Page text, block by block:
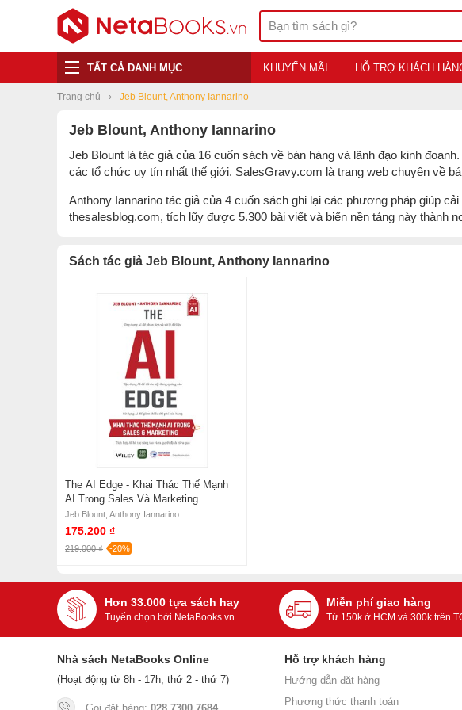
TẤT CẢ DANH MỤC KHUYẾN MÃI HỖ TRỢ KHÁCH
Trang chủ Jeb Blount, Anthony Iannarino
Jeb Blount, Anthony Iannarino
Jeb Blount là tác giả của 16 cuốn sách về bán hàng và lãnh đạo kinh
các tổ chức uy tín nhất thế giới. SalesGravy.com là trang web chuyên về
Anthony Iannarino tác giả của 4 cuốn sách ghi lại các phương pháp giúp
thesalesblog.com, tích lũy được 5.300 bài viết và biến nền tảng này thành
Sách tác giả Jeb Blount, Anthony Iannarino
The AI Edge - Khai Thác Thế Mạnh
AI Trong Sales Và Marketing
Jeb Blount, Anthony Iannarino
175.200 ₫
219.000 ₫ -20%
Hơn 33.000 tựa sách hay
Tuyển chọn bởi NetaBooks.vn
Miễn phí giao hàng
Từ 150k ở HCM và 300k trên
Nhà sách NetaBooks Online
(Hoạt động từ 8h - 17h, thứ 2 - thứ 7)
Gọi đặt hàng: 028 7300 7684
Hỗ trợ khách hàng
Hướng dẫn đặt hàng
Phương thức thanh toán